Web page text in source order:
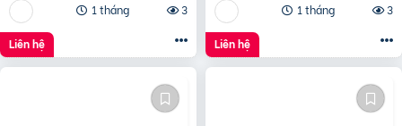
1 tháng
3
Liên hệ
1 tháng
3
Liên hệ